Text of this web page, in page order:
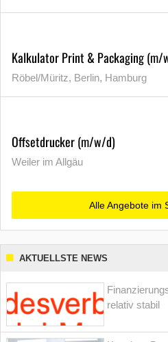
Kalkulator Print & Packaging (m/
Röbel/Müritz, Berlin, Hamburg
Offsetdrucker (m/w/d)
Weiler im Allgäu
Alle Angebote im
AKTUELLSTE NEWS
relativ stabil